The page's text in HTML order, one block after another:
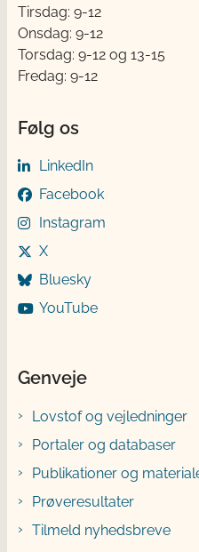
Tirsdag: 9-12
Onsdag: 9-12
Torsdag: 9-12 og 13-15
Fredag: 9-12
Følg os
LinkedIn
Facebook
Instagram
X
Bluesky
YouTube
Genveje
Lovstof og vejledninger
Portaler og databaser
Publikationer og
Prøveresultater
Tilmeld nyhedsbreve